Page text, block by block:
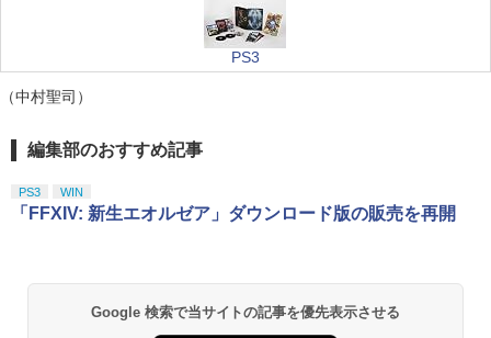
PS3
（中村聖司）
編集部のおすすめ記事
PS3 WIN
「FFXIV: 新生エオルゼア」ダウンロード版の販売を再開
Google 検索で当サイトの記事を優先表示させる